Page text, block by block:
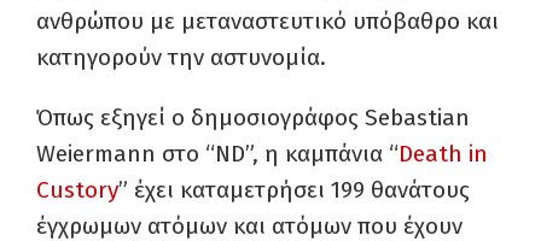
ανθρώπου με μεταναστευτικό υπόβαθρο και
κατηγορούν την αστυνομία.
Όπως εξηγεί ο δημοσιογράφος Sebastian
Weiermann στο “ND”, η καμπάνια “Death in
Custory” έχει καταμετρήσει 199 θανάτους
έγχρωμων ατόμων και ατόμων που έχουν